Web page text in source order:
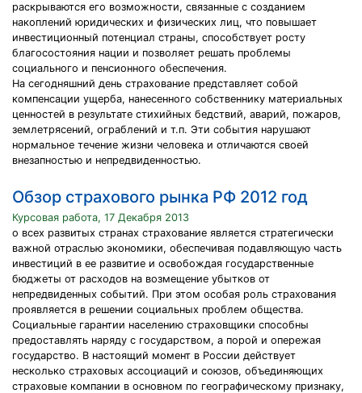
раскрываются его возможности, связанные с созданием
накоплений юридических и физических лиц, что повышает
инвестиционный потенциал страны, способствует росту
благосостояния нации и позволяет решать проблемы
социального и пенсионного обеспечения.
На сегодняшний день страхование представляет собой
компенсации ущерба, нанесенного собственнику материальных
ценностей в результате стихийных бедствий, аварий, пожаров,
землетрясений, ограблений и т.п. Эти события нарушают
нормальное течение жизни человека и отличаются своей
внезапностью и непредвиденностью.
Обзор страхового рынка РФ 2012 год
Курсовая работа, 17 Декабря 2013
о всех развитых странах страхование является стратегически
важной отраслью экономики, обеспечивая подавляющую часть
инвестиций в ее развитие и освобождая государственные
бюджеты от расходов на возмещение убытков от
непредвиденных событий. При этом особая роль страхования
проявляется в решении социальных проблем общества.
Социальные гарантии населению страховщики способны
предоставлять наряду с государством, а порой и опережая
государство. В настоящий момент в России действует
несколько страховых ассоциаций и союзов, объединяющих
страховые компании в основном по географическому признаку,